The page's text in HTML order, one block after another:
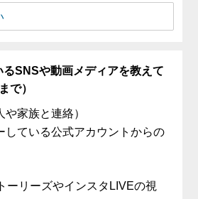
るSNSや動画メディアを教えて
で）
や家族と連絡）
している公式アカウントからの
ーリーズやインスタLIVEの視